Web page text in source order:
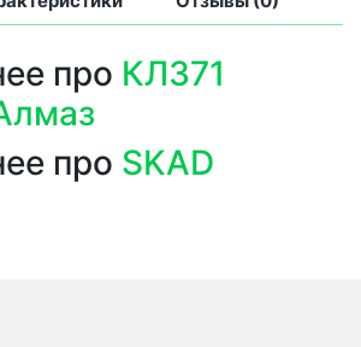
про КЛ371
про SKAD